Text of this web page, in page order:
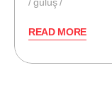
READ MORE